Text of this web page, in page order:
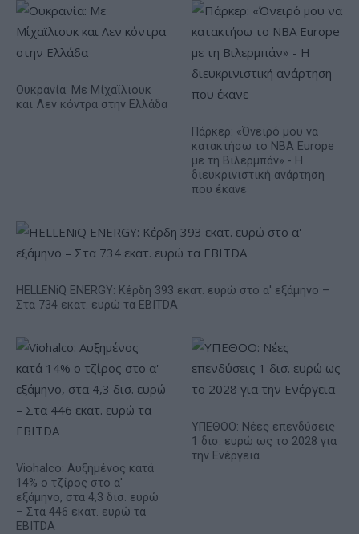
Ουκρανία: Με Μίχαϊλιουκ
και Λεν κόντρα στην Ελλάδα
Πάρκερ: «Όνειρό μου να
κατακτήσω το ΝΒΑ Europe
με τη Βιλερμπάν» - Η
διευκρινιστική ανάρτηση
που έκανε
HELLENiQ ENERGY: Κέρδη 393 εκατ. ευρώ στο α' εξάμηνο –
Στα 734 εκατ. ευρώ τα EBITDA
Viohalco: Αυξημένος κατά
14% ο τζίρος στο α'
εξάμηνο, στα 4,3 δισ. ευρώ
– Στα 446 εκατ. ευρώ τα
EBITDA
ΥΠΕΘΟΟ: Νέες επενδύσεις
1 δισ. ευρώ ως το 2028 για
την Ενέργεια